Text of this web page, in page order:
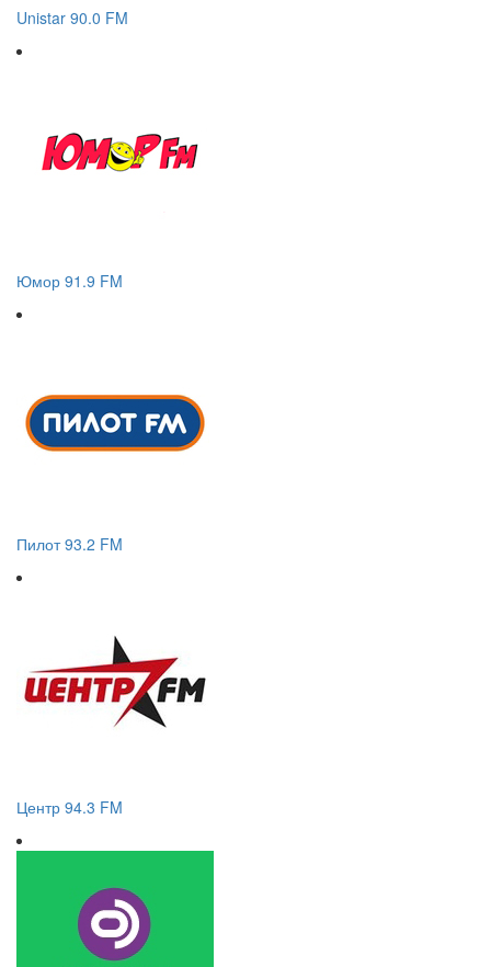
Unistar 90.0 FM
Юмор 91.9 FM
Пилот 93.2 FM
Центр 94.3 FM